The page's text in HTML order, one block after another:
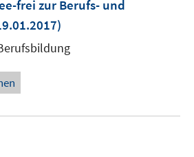
frei zur Berufs- und